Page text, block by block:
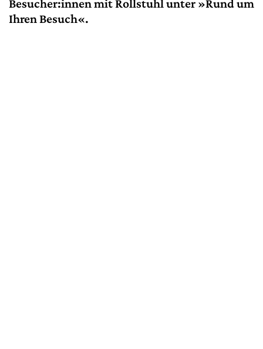
Besucher:innen mit Rollstuhl unter »Rund um
Ihren Besuch«.